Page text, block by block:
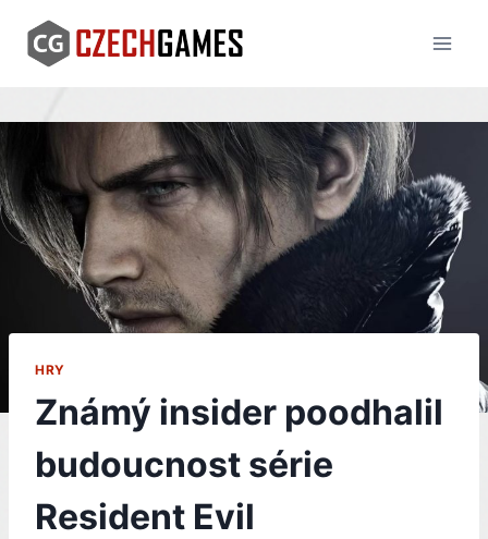
content
HRY
Známý insider poodhalil
budoucnost série
Resident Evil